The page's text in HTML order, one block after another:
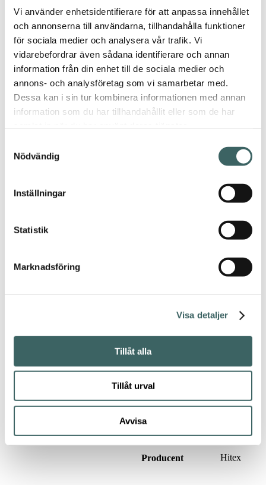
Vi använder enhetsidentifierare för att anpassa innehållet
och annonserna till användarna, tillhandahålla funktioner
för sociala medier och analysera vår trafik. Vi
vidarebefordrar även sådana identifierare och annan
information från din enhet till de sociala medier och
annons- och analysföretag som vi samarbetar med.
Dessa kan i sin tur kombinera informationen med annan
information som du har tillhandahållit eller som de har
Nödvändig
Inställningar
Statistik
Marknadsföring
Visa detaljer
Tillåt alla
Tillåt urval
Avvisa
Tillgänglig i dessa
format:
Eget
Storlek
efter
önskemål
Ull & lin
Latex
TillverkningsteknikTuftad
Totalhöjd ca 31mm
Garnvikt 2436g/m²
Rekommenderade
kantavslut
Inga
Producent Hitex